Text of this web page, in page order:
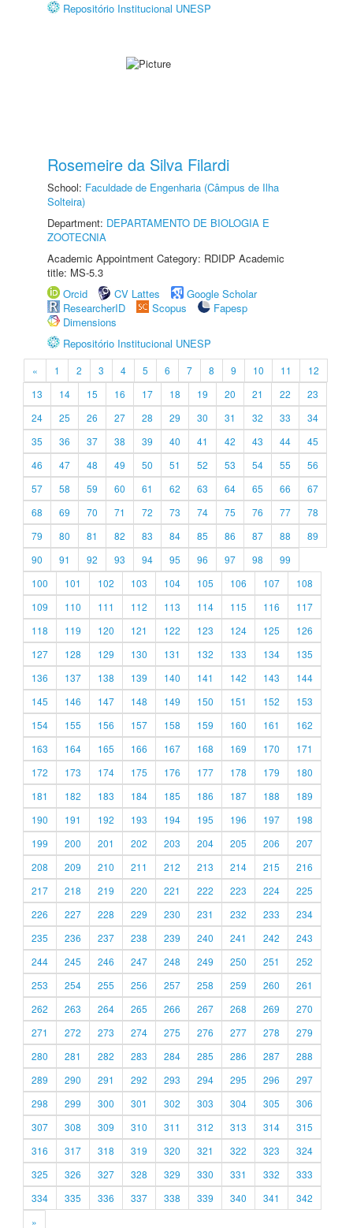
Repositório Institucional UNESP
Rosemeire da Silva Filardi
School: Faculdade de Engenharia (Câmpus de Ilha
Solteira)
Department: DEPARTAMENTO DE BIOLOGIA E
ZOOTECNIA
Academic Appointment Category: RDIDP Academic
title: MS-5.3
Orcid
CV Lattes
Google Scholar
ResearcherID
Scopus
Fapesp
Dimensions
Repositório Institucional UNESP
« 1 2 3 4 5 6 7 8 9 10 11
12
13
14 15 16 17 18 19 20 21 22
23
24
25 26 27 28 29 30 31 32 33
34
35
36 37 38 39 40 41 42 43 44
45
46
47 48 49 50 51 52 53 54 55
56
57
58 59 60 61 62 63 64 65 66
67
68
69 70 71 72 73 74 75 76 77
78
79
80 81 82 83 84 85 86 87 88
89
90
91 92 93 94 95 96 97 98
99
100
101 102 103 104 105 106 107
108
109
110 111 112 113 114 115 116
117
118
119 120 121 122 123 124 125
126
127
128 129 130 131 132 133 134
135
136
137 138 139 140 141 142 143
144
145
146 147 148 149 150 151 152
153
154
155 156 157 158 159 160 161
162
163
164 165 166 167 168 169 170
171
172
173 174 175 176 177 178 179
180
181
182 183 184 185 186 187 188
189
190
191 192 193 194 195 196 197
198
199
200 201 202 203 204 205 206
207
208
209 210 211 212 213 214 215
216
217
218 219 220 221 222 223 224
225
226
227 228 229 230 231 232 233
234
235
236 237 238 239 240 241 242
243
244
245 246 247 248 249 250 251
252
253
254 255 256 257 258 259 260
261
262
263 264 265 266 267 268 269
270
271
272 273 274 275 276 277 278
279
280
281 282 283 284 285 286 287
288
289
290 291 292 293 294 295 296
297
298
299 300 301 302 303 304 305
306
307
308 309 310 311 312 313 314
315
316
317 318 319 320 321 322 323
324
325
326 327 328 329 330 331 332
333
334
335 336 337 338 339 340 341
342
»